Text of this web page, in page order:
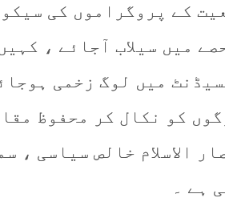
کے پروگراموں کی
میں سیلاب آجائے ،
میں لوگ زخمی
کو نکال کر محفوظ
الاسلام خالص سیاسی ،
ہے ۔